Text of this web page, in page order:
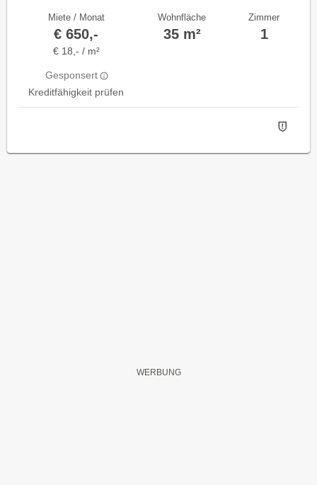
Miete / Monat
€ 650,-
€ 18,- / m²
Gesponsert
Kreditfähigkeit prüfen
Wohnfläche
35 m²
Zimmer
1